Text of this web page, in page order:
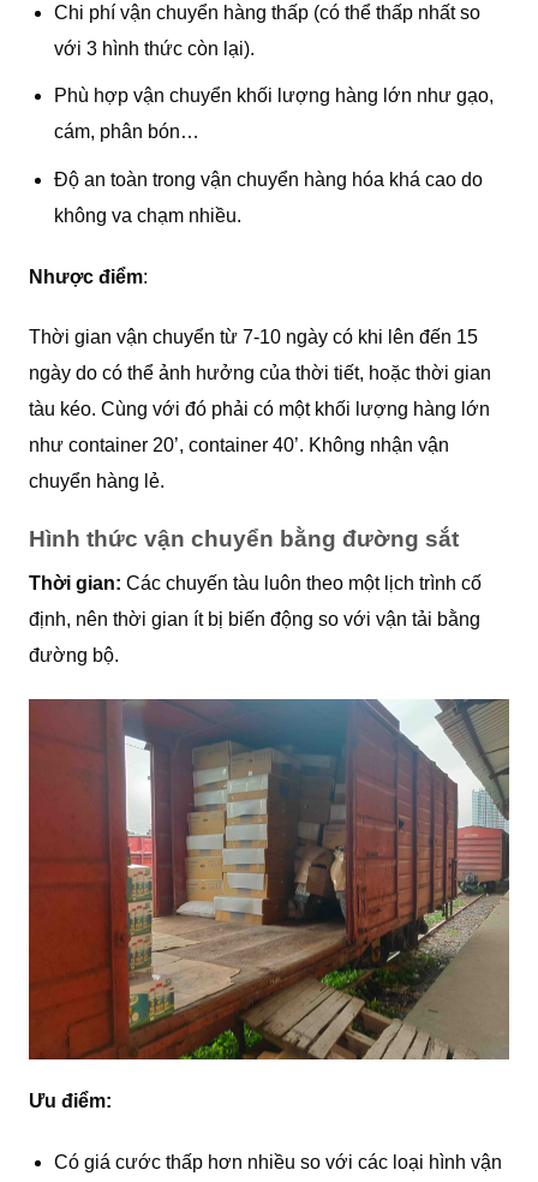
Chi phí vận chuyển hàng thấp (có thể thấp nhất so
với 3 hình thức còn lại).
Phù hợp vận chuyển khối lượng hàng lớn như gạo,
cám, phân bón…
Độ an toàn trong vận chuyển hàng hóa khá cao do
không va chạm nhiều.
Nhược điểm:
Thời gian vận chuyển từ 7-10 ngày có khi lên đến 15
ngày do có thể ảnh hưởng của thời tiết, hoặc thời gian
tàu kéo. Cùng với đó phải có một khối lượng hàng lớn
như container 20’, container 40’. Không nhận vận
chuyển hàng lẻ.
Hình thức vận chuyển bằng đường sắt
Thời gian: Các chuyến tàu luôn theo một lịch trình cố
định, nên thời gian ít bị biến động so với vận tải bằng
đường bộ.
Ưu điểm:
Có giá cước thấp hơn nhiều so với các loại hình vận